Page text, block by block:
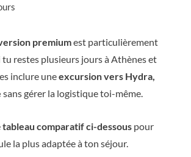
premiumest particulièrement
tu restes plusieurs jours à Athènes et
inclure uneexcursion vers Hydra,
sans gérer la logistique toi-même.
tableau comparatif ci-dessous pour
la plus adaptée à ton séjour.